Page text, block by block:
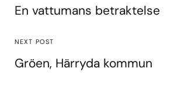
En vattumans betraktelse
NEXT POST
Gröen, Härryda kommun